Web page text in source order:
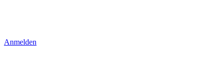
Anmelden